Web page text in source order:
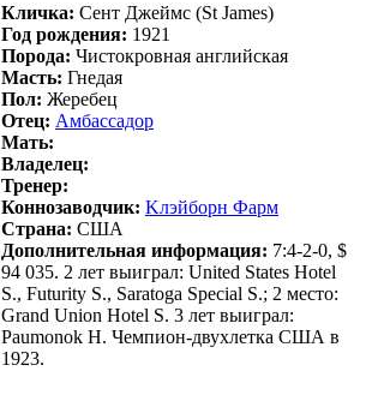
Кличка: Сeнт Джeймc (St James)
Год рождения: 1921
Порода: Чистокровная английская
Масть: Гнедая
Пол: Жеребец
Отец: Амбассадoр
Мать:
Владелец:
Тренер:
Коннозаводчик: Kлэйбоpн Фapм
Страна: США
Дополнительная информация: 7:4-2-0, $
94 035. 2 лет выиграл: United States Hotel
S., Futurity S., Saratoga Special S.; 2 место:
Grand Union Hotel S. 3 лет выиграл:
Paumonok H. Чемпион-двухлетка США в
1923.